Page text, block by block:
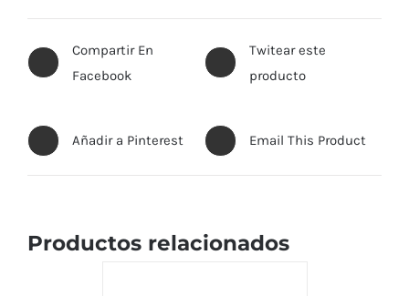
Compartir En
Facebook
Twitear este
producto
Añadir a Pinterest Email This Product
Productos relacionados